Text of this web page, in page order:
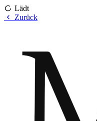
Lädt
Zurück